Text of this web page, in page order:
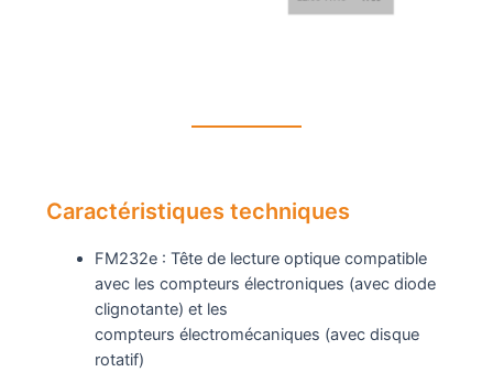
Caractéristiques techniques
FM232e : Tête de lecture optique compatible
avec les compteurs électroniques (avec diode
clignotante) et les
compteurs électromécaniques (avec disque
rotatif)